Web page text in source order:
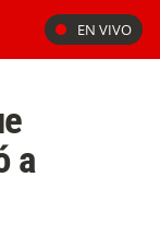
EN VIVO
a